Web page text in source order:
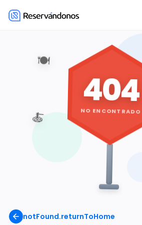
notFound.returnToHome
🍽️
🍝
404
NO ENCONTRADO